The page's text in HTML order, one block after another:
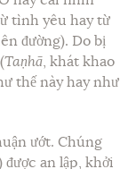
tình yêu hay từ
đường). Do bị
Taṇhā, khát khao
thế này hay như
ướt. Chúng
được an lập, khởi